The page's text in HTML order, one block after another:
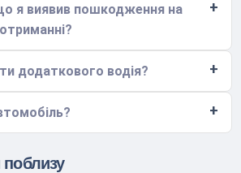
я виявив пошкодження на
додаткового водія?
поблизу